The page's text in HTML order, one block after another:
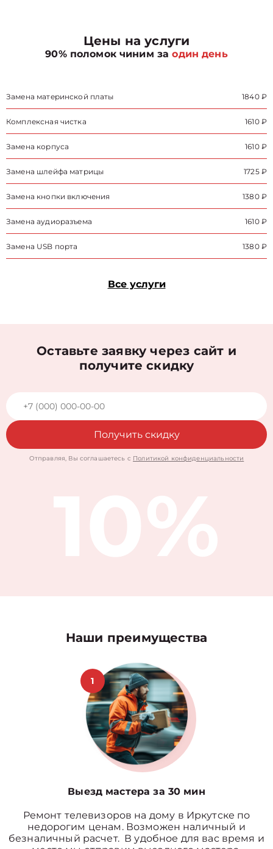
Цены на услуги
90% поломок чиним заодин день
Замена материнской платы 1840 ₽
Комплексная чистка 1610 ₽
Замена корпуса 1610 ₽
Замена шлейфа матрицы 1725 ₽
Замена кнопки включения 1380 ₽
Замена аудиоразъема 1610 ₽
Замена USB порта 1380 ₽
Все услуги
Оставьте заявку через сайт и
получите скидку
Получить скидку
Отправляя, Вы соглашаетесь с Политикой конфиденциальности
Наши преимущества
1
Выезд мастера за 30 мин
Ремонт телевизоров на дому в Иркутске по
недорогим ценам. Возможен наличный и
безналичный расчет. В удобное для вас время и